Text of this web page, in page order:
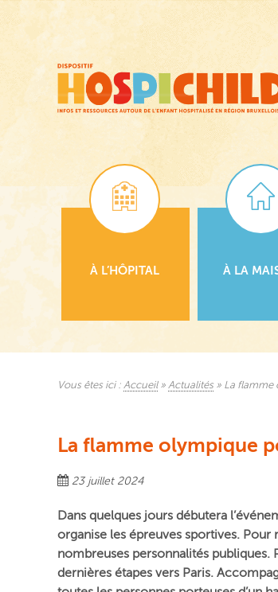
principal
À L’HÔPITAL À LA
Vous êtes ici : Accueil» Actualités » La flamme
La flamme olympique
23 juillet 2024
Dans quelques jours débutera
organise les épreuves sportives.
nombreuses personnalités
dernières étapes vers Paris.